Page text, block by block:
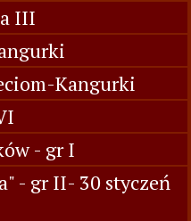
III
Kangurki
- gr I
- gr II- 30 styczeń